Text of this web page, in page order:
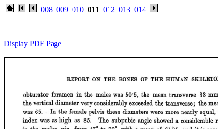
008 009 010 011 012 013 014
Display PDF Page